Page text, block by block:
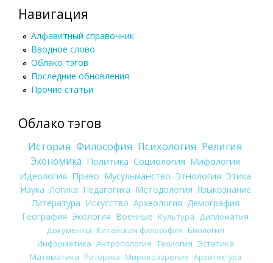
Навигация
Алфавитный справочник
Вводное слово
Облако тэгов
Последние обновления
Прочие статьи
Облако тэгов
История Философия Психология Религия
Экономика Политика Социология Мифология
Идеология Право Мусульманство Этнология Этика
Наука Логика Педагогика Методология Языкознание
Литература Искусство Археология Демография
География Экология Военные Культура
Дипломатия
Документы Китайская философия Биология
Информатика Антропология Теология Эстетика
Математика Риторика Мировоззрение Архитектура